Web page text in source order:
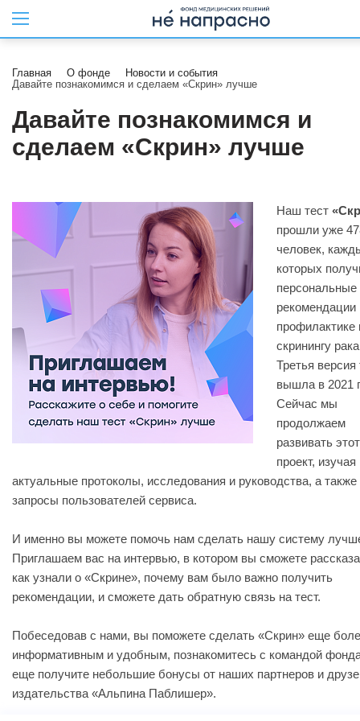
Главная О фонде
Новости и события
Давайте познакомимся и сделаем «Скрин» лучше
Давайте познакомимся и
сделаем «Скрин» лучше
Наш тест
прошли уже
человек,
которых
персональные
рекомендации
профилактике
скринингу
Третья версия
вышла в 2021
Сейчас мы
продолжаем
развивать этот
проект, изучая
актуальные протоколы, исследования и руководства, а также
запросы пользователей сервиса.
И именно вы можете помочь нам сделать нашу систему
Приглашаем вас на интервью, в котором вы сможете
как узнали о «Скрине», почему вам было важно получить
рекомендации, и сможете дать обратную связь на тест.
Побеседовав с нами, вы поможете сделать «Скрин» еще
информативным и удобным, познакомитесь с командой
еще получите небольшие бонусы от наших партнеров и
издательства «Альпина Паблишер».